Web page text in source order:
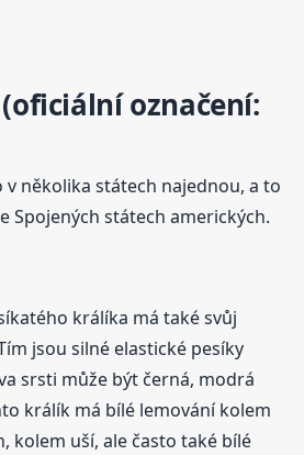
označení:
několika státech najednou, a to
Spojených státech amerických.
králíka má také svůj
jsou silné elastické pesíky
srsti může být černá, modrá
králík má bílé lemování kolem
kolem uší, ale často také bílé